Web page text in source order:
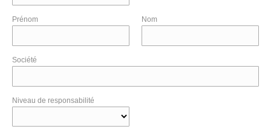
Prénom Nom
Société
Niveau de responsabilité